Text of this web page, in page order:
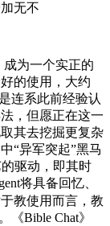
无不
为一个实正的
的使用，大约
连系此前经验认
，但愿正在这一
其去挖掘更复杂
“异军突起”黑马
驱动，即其时
将具备回忆、
教使用而言，教
Bible Chat》